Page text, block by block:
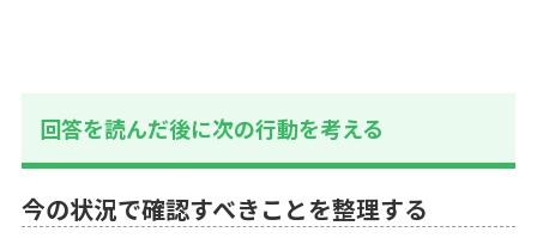
回答を読んだ後に次の行動を考える
今の状況で確認すべきことを整理する